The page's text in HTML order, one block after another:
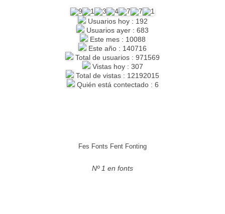
Usuarios hoy : 192
Usuarios ayer : 683
Este mes : 10088
Este año : 140716
Total de usuarios : 971569
Vistas hoy : 307
Total de vistas : 12192015
Quién está contectado : 6
Fes Fonts Fent Fonting
Nº 1 en fonts